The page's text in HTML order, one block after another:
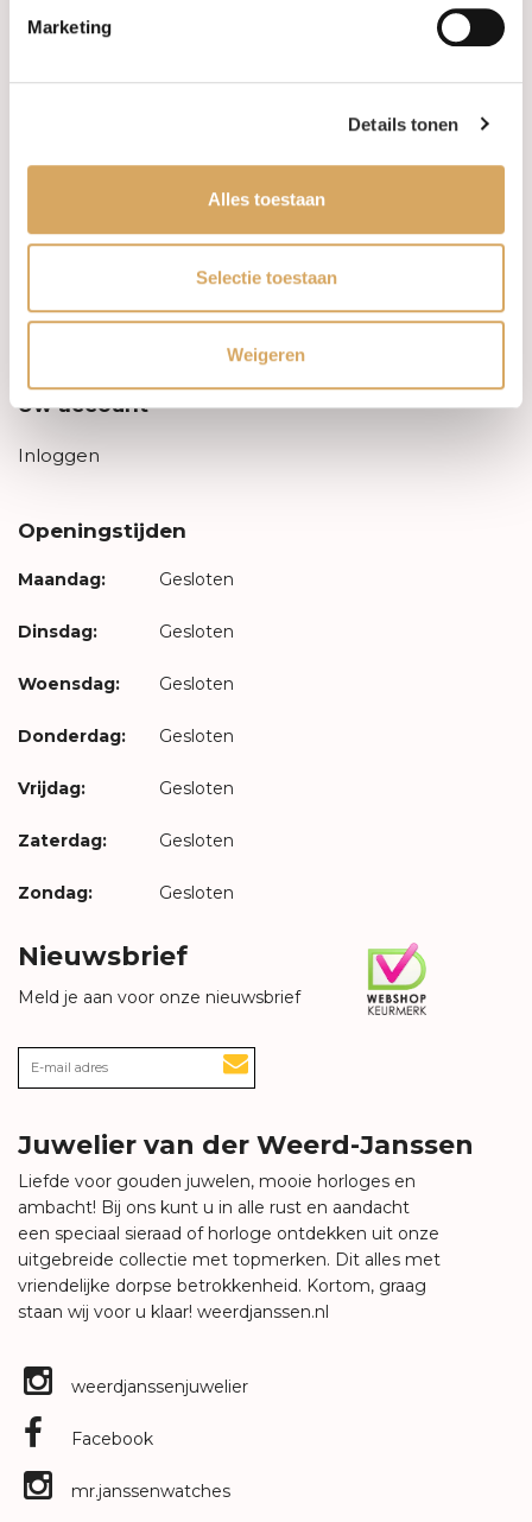
Marketing
Details tonen
Alles toestaan
Selectie toestaan
Weigeren
Leveringsvoorwaarden
Privacy Policy
Uw account
Inloggen
Openingstijden
Maandag: Gesloten
Dinsdag: Gesloten
Woensdag: Gesloten
Donderdag: Gesloten
Vrijdag: Gesloten
Zaterdag: Gesloten
Zondag: Gesloten
Nieuwsbrief
Meld je aan voor onze nieuwsbrief
Juwelier van der Weerd-Janssen
Liefde voor gouden juwelen, mooie horloges en
ambacht! Bij ons kunt u in alle rust en aandacht
een speciaal sieraad of horloge ontdekken uit onze
uitgebreide collectie met topmerken. Dit alles met
vriendelijke dorpse betrokkenheid. Kortom, graag
staan wij voor u klaar! weerdjanssen.nl
weerdjanssenjuwelier
Facebook
mr.janssenwatches